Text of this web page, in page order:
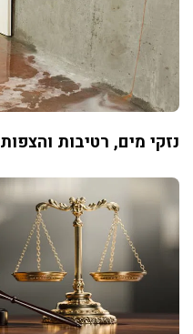
נזקי מים, רטיבות והצפות